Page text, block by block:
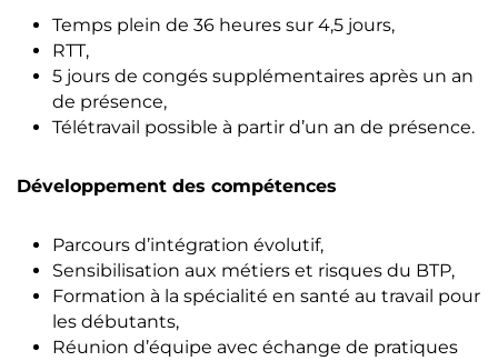
Temps plein de 36 heures sur 4,5 jours,
RTT,
5 jours de congés supplémentaires après un an
de présence,
Télétravail possible à partir d’un an de présence.
Développement des compétences
Parcours d’intégration évolutif,
Sensibilisation aux métiers et risques du BTP,
Formation à la spécialité en santé au travail pour
les débutants,
Réunion d’équipe avec échange de pratiques